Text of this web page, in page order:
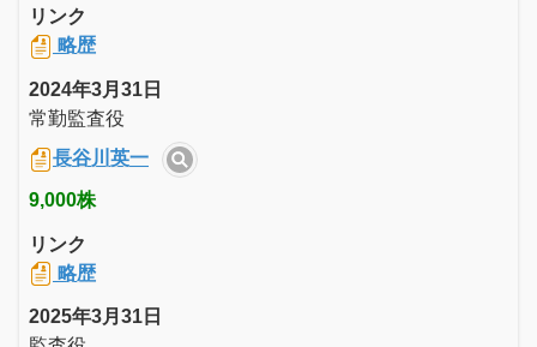
リンク
略歴
2024年3月31日
常勤監査役
長谷川英一
9,000株
リンク
略歴
2025年3月31日